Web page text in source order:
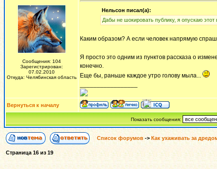
Сообщения: 104
Зарегистрирован:
07.02.2010
Откуда: Челябинская область
Нельсон писал(а):
Дабы не шокировать публику, я опускаю этот
Каким образом? А если человек напрямую
Я просто это одним из пунктов рассказа о
конечно.
Еще бы, раньше каждое утро голову мыла...
Вернуться к началу
Показать сообщения:
Список форумов -> Как ухаживать за
Страница 16 из 19